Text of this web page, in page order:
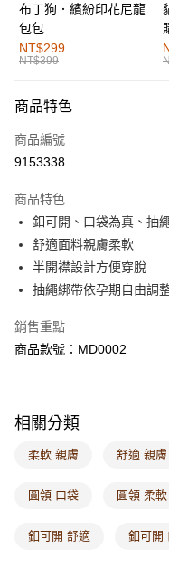
運送方式
全家取貨付款
每筆NT$60，滿NT$1,000(
付款後全家取貨
萊爾富取貨付款
付款後萊爾富取貨
每筆NT$60，滿NT$1,000(
7-11取貨付款
每筆NT$60，滿NT$1,000(
付款後7-11取貨
每筆NT$60，滿NT$1,000(
每筆NT$120，滿
付款後門市自取
海外配送-港/澳/新/馬/泰國專
海外配送-其他亞洲地區
布丁狗．繽紛印花尼龍
包包
NT$299
NT$399
商品特色
商品編號
9153338
商品特色
釦可開、口袋為真、抽
舒適面料親膚柔軟
半開襟設計方便穿脫
抽繩綁帶依孕期自由調
銷售重點
商品款號：MD0002
相關分類
柔軟 親膚 舒適 親膚
圓領 口袋 圓領 柔軟
釦可開 舒適 釦可開